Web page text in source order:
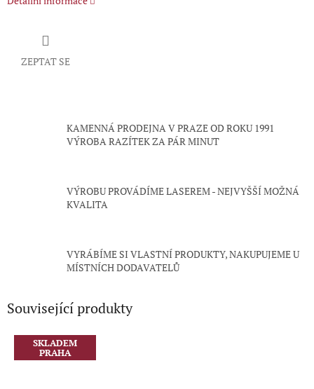
ZEPTAT SE
KAMENNÁ PRODEJNA V PRAZE OD ROKU 1991
VÝROBA RAZÍTEK ZA PÁR MINUT
VÝROBU PROVÁDÍME LASEREM - NEJVYŠŠÍ MOŽNÁ
KVALITA
VYRÁBÍME SI VLASTNÍ PRODUKTY, NAKUPUJEME U
MÍSTNÍCH DODAVATELŮ
Související produkty
SKLADEM
PRAHA